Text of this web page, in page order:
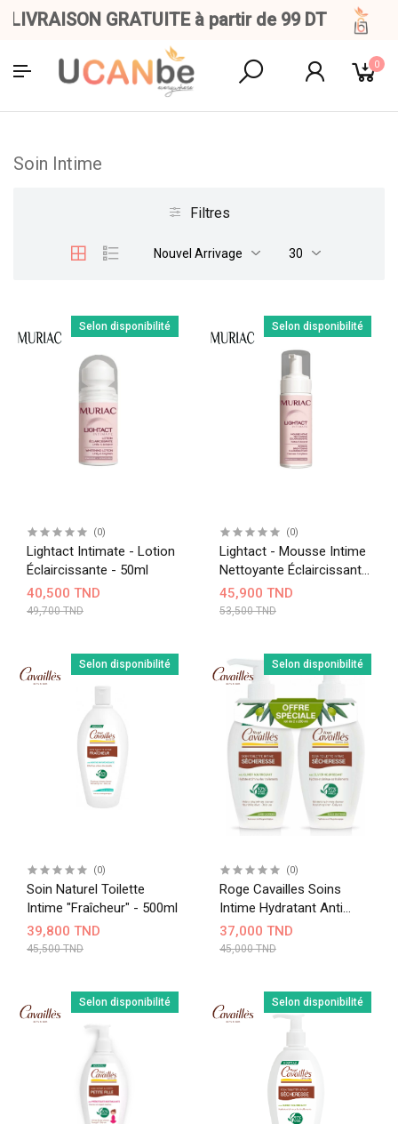
GRATUITE à partir de 99 DT
0
Soin Intime
Filtres
Nouvel Arrivage 30
Selon disponibilité
(0)
Lightact Intimate - Lotion
Éclaircissante - 50ml
40,500 TND
49,700 TND
Selon disponibilité
(0)
Lightact - Mousse Intime
Nettoyante Éclaircissante
- 150ml
45,900 TND
53,500 TND
Selon disponibilité
(0)
Soin Naturel Toilette
Intime "Fraîcheur" - 500ml
39,800 TND
45,500 TND
Selon disponibilité
(0)
Roge Cavailles Soins
Intime Hydratant Anti
Sécheresse 250Ml Lot 2
37,000 TND
45,000 TND
Selon disponibilité Selon disponibilité